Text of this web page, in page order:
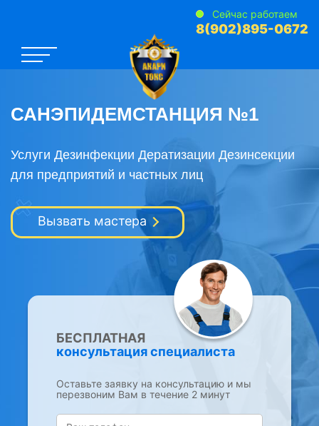
Сейчас работаем
8(902)895-0672
САНЭПИДЕМСТАНЦИЯ №1
Услуги Дезинфекции Дератизации Дезинсекции
для предприятий и частных лиц
Вызвать мастера
БЕСПЛАТНАЯ
консультация специалиста
Оставьте заявку на консультацию и мы
перезвоним Вам в течение 2 минут